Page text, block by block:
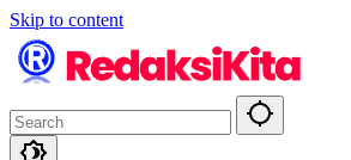
Skip to content